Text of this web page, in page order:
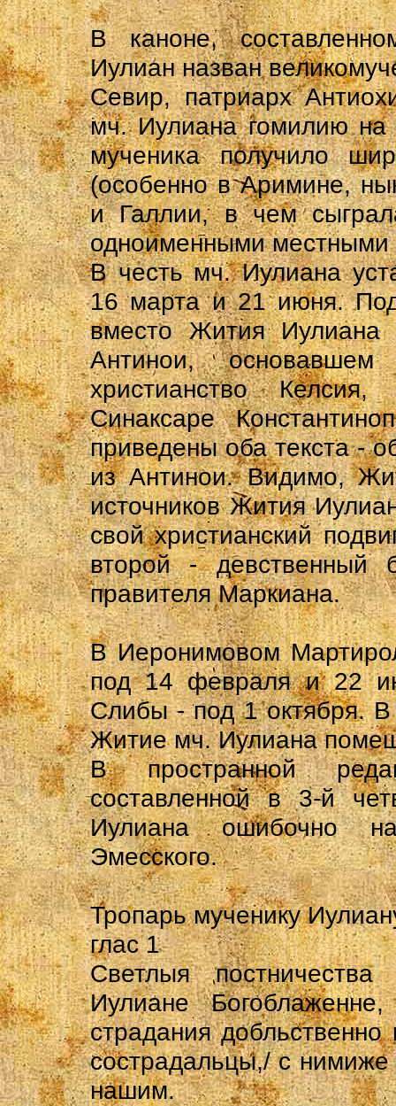
В каноне,
Иулиан назван
Севир, патриарх
мч. Иулиана гомилию на
мученика получило
(особенно в Аримине,
и Галлии, в чем
одноименными местными
В честь мч. Иулиана
16 марта и 21 июня.
вместо Жития
Антинои,
христианство
Синаксаре
приведены оба текста -
из Антинои. Видимо,
источников Жития
свой христианский
второй - девственный
правителя Маркиана.
В Иеронимовом
под 14 февраля и 22
Слибы - под 1 октября. В
Житие мч. Иулиана
В пространной
составленной в 3-й
Иулиана ошибочно
Эмесского.
Тропарь мученику
глас 1
Светлыя
Иулиане
страдания
сострадальцы,/ с
нашим.